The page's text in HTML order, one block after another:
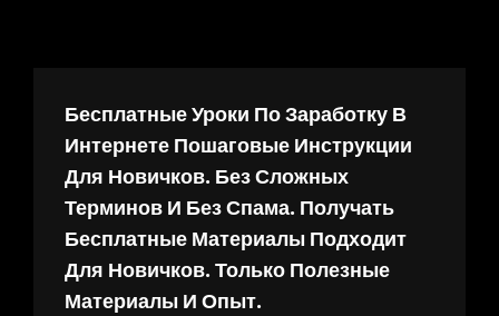
Бесплатные Уроки По Заработку В
Интернете Пошаговые Инструкции
Для Новичков. Без Сложных
Терминов И Без Спама. Получать
Бесплатные Материалы Подходит
Для Новичков. Только Полезные
Материалы И Опыт.